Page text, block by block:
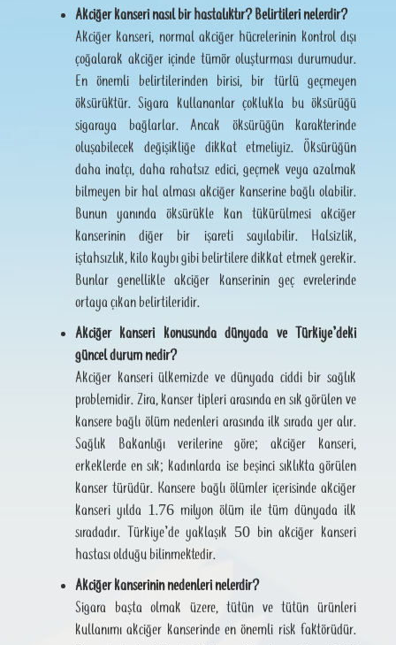
Akciğer kanseri nasıl bir hastalıktır? Belirtileri nelerdir?
Akciğer kanseri, normal akciğer hücrelerinin kontrol dışı
çoğalarak akciğer içinde tümör oluşturması durumudur.
En önemli belirtilerinden birisi, bir türlü geçmeyen
öksürüktür. Sigara kullananlar çoklukla bu öksürüğü
sigaraya bağlarlar. Ancak öksürüğün karakterinde
oluşabilecek değişikliğe dikkat etmeliyiz. Öksürüğün
daha inatçı, daha rahatsız edici, geçmek veya azalmak
bilmeyen bir hal alması akciğer kanserine bağlı olabilir.
Bunun yanında öksürükle kan tükürülmesi akciğer
kanserinin diğer bir işareti sayılabilir. Halsizlik,
iştahsızlık, kilo kaybı gibi belirtilere dikkat etmek gerekir.
Bunlar genellikle akciğer kanserinin geç evrelerinde
ortaya çıkan belirtileridir.
Akciğer kanseri konusunda dünyada ve Türkiye’deki
güncel durum nedir?
Akciğer kanseri ülkemizde ve dünyada ciddi bir sağlık
problemidir. Zira, kanser tipleri arasında en sık görülen ve
kansere bağlı ölüm nedenleri arasında ilk sırada yer alır.
Sağlık Bakanlığı verilerine göre; akciğer kanseri,
erkeklerde en sık; kadınlarda ise beşinci sıklıkta görülen
kanser türüdür. Kansere bağlı ölümler içerisinde akciğer
kanseri yılda 1.76 milyon ölüm ile tüm dünyada ilk
sıradadır. Türkiye’de yaklaşık 50 bin akciğer kanseri
hastası olduğu bilinmektedir.
Akciğer kanserinin nedenleri nelerdir?
Sigara başta olmak üzere, tütün ve tütün ürünleri
kullanımı akciğer kanserinde en önemli risk faktörüdür.